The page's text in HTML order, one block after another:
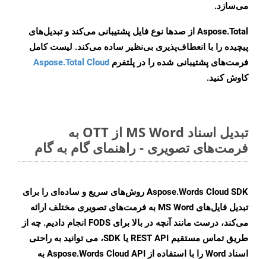
می‌سازد.
Aspose.Total از صدها نوع فایل پشتیبانی می‌کند و تبدیل‌های
پیچیده را با انعطاف‌پذیری بی‌نظیر ساده می‌کند. لیست کامل
فرمت‌های پشتیبانی شده را در پلتفرم Aspose.Total Cloud
کاوش کنید.
تبدیل اسناد MS Word از OTT به
فرمت‌های تصویری - راهنمای گام به گام
Aspose.Words Cloud SDK روش‌های سریع و ساده‌ای را برای
تبدیل فایل‌های MS Word به فرمت‌های تصویری مختلف ارائه
می‌کند، درست مانند آنچه در بالا برای FODS انجام دادیم. چه از
طریق تماس مستقیم REST API یا SDK، می توانید به راحتی
اسناد Word را با استفاده از Aspose.Words Cloud API به